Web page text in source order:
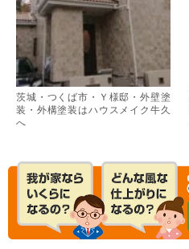
茨城・つくば市・Ｙ様邸・外壁塗
装・外構塗装はハウスメイク牛久
へ